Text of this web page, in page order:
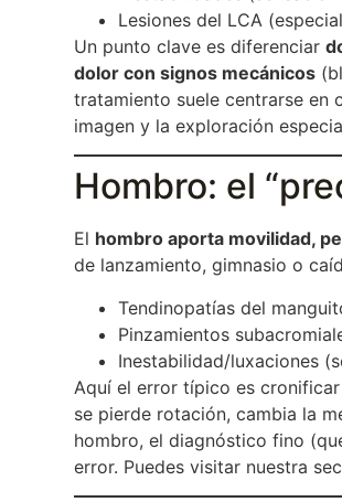
Lesiones del LCA
Un punto clave es diferenciar
dolor con signos mecánicos
tratamiento suele centrarse
imagen y la exploración
Hombro: el
El hombro aporta movilidad,
de lanzamiento, gimnasio o
Tendinopatías del
Pinzamientos
Inestabilidad/luxaciones
Aquí el error típico es
se pierde rotación, cambia la
hombro, el diagnóstico fino
error. Puedes visitar nuestra